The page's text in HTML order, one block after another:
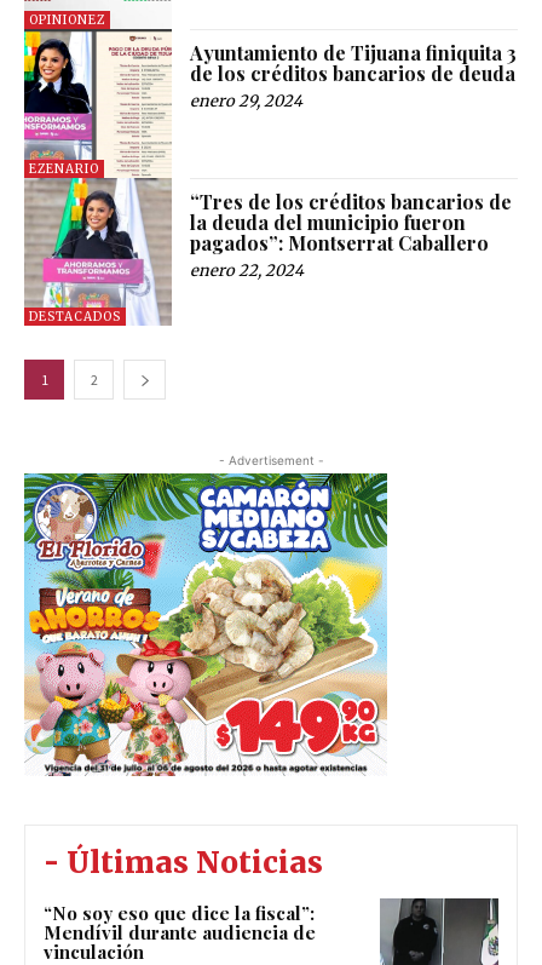
OPINIONEZ
EZENARIO
Ayuntamiento de Tijuana finiquita 3
de los créditos bancarios de deuda
enero 29, 2024
DESTACADOS
“Tres de los créditos bancarios de
la deuda del municipio fueron
pagados”: Montserrat Caballero
enero 22, 2024
1 2
- Advertisement -
- Últimas Noticias
“No soy eso que dice la fiscal”:
Mendívil durante audiencia de
vinculación